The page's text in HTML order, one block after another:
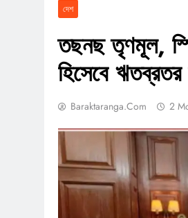
দেশ
তছনছ তৃণমূল,
হিসেবে
Baraktaranga.com 2